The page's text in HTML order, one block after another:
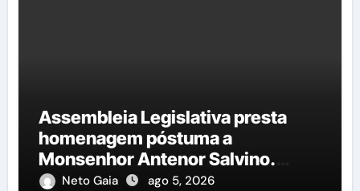
Assembleia Legislativa presta
homenagem póstuma a
Monsenhor Antenor Salvino.
Saiba mais!
Neto Gaia ago 5, 2026